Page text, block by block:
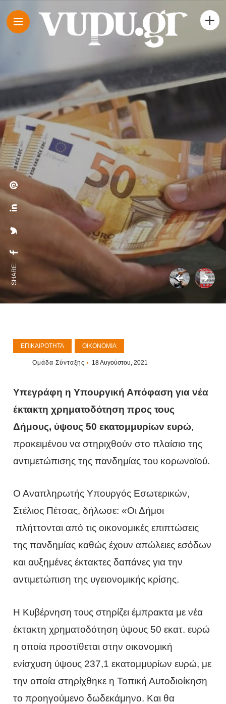
SHARE:
ΕΠΙΚΑΙΡΌΤΗΤΑ ΟΙΚΟΝΟΜΊΑ
Ομάδα Σύνταξης 18 Αυγούστου, 2021
Υπεγράφη η Υπουργική Απόφαση για νέα
έκτακτη χρηματοδότηση προς τους
Δήμους, ύψους 50 εκατομμυρίων ευρώ,
προκειμένου να στηριχθούν στο πλαίσιο της
αντιμετώπισης της πανδημίας του κορωνοϊού.
Ο Αναπληρωτής Υπουργός Εσωτερικών,
Στέλιος Πέτσας, δήλωσε: «Οι Δήμοι
πλήττονται από τις οικονομικές επιπτώσεις
της πανδημίας καθώς έχουν απώλειες εσόδων
και αυξημένες έκτακτες δαπάνες για την
αντιμετώπιση της υγειονομικής κρίσης.
Η Κυβέρνηση τους στηρίζει έμπρακτα με νέα
έκτακτη χρηματοδότηση ύψους 50 εκατ. ευρώ
η οποία προστίθεται στην οικονομική
ενίσχυση ύψους 237,1 εκατομμυρίων ευρώ, με
την οποία στηρίχθηκε η Τοπική Αυτοδιοίκηση
το προηγούμενο δωδεκάμηνο. Και θα